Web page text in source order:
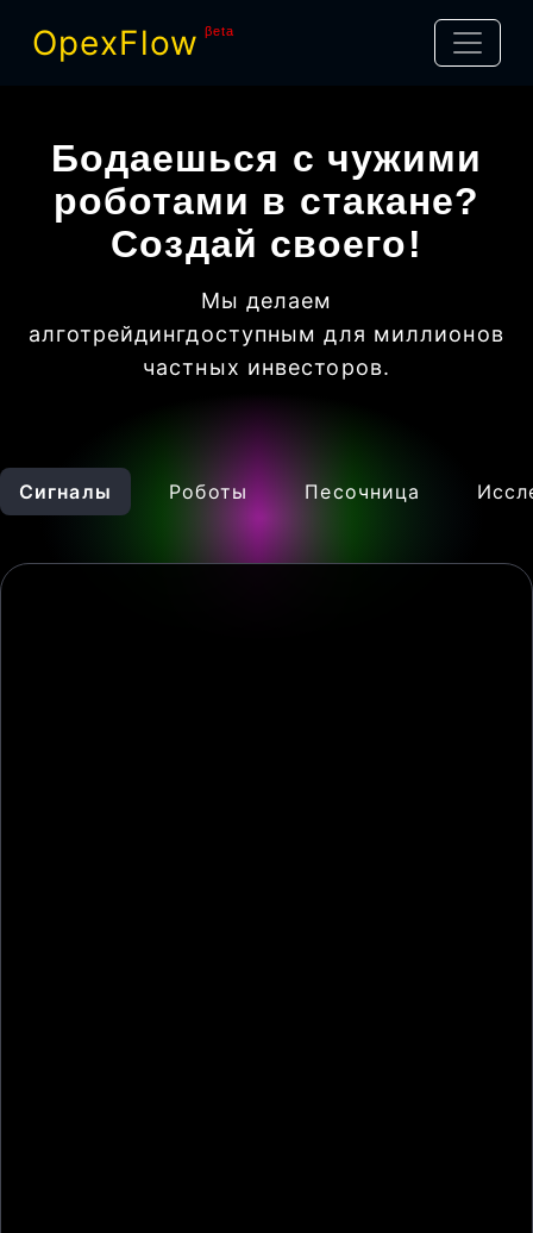
OpexFlow βeta
Бодаешься с чужими
роботами в стакане?
Создай своего!
Мы делаем
алготрейдингдоступным для миллионов
частных инвесторов.
Сигналы Роботы Песочница